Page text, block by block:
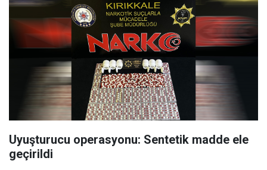
Uyuşturucu operasyonu: Sentetik madde ele
geçirildi